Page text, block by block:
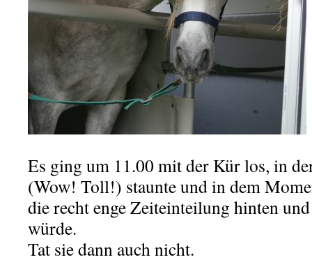
Es ging um 11.00 mit der Kür los, in
(Wow! Toll!) staunte und in dem
die recht enge Zeiteinteilung hinten
würde.
Tat sie dann auch nicht.